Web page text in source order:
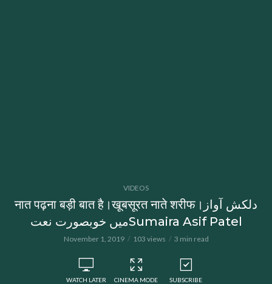
VIDEOS
नात पढ़ना बड़ी बात है।खूबसूरत नाते शरीफ।دلکش آواز
میں خوبصورت نعتSumaira Asif Patel
November 1, 2019 103 views 3 min read
WATCH LATER CINEMA MODE SUBSCRIBE